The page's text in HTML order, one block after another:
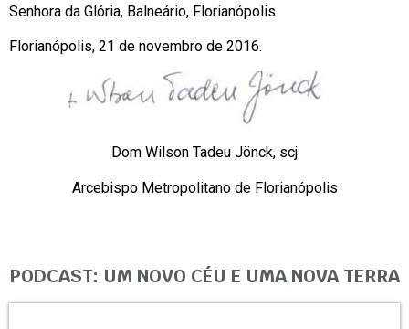
Senhora da Glória, Balneário, Florianópolis
Florianópolis, 21 de novembro de 2016.
Dom Wilson Tadeu Jönck, scj
Arcebispo Metropolitano de Florianópolis
PODCAST: UM NOVO CÉU E UMA NOVA TERRA